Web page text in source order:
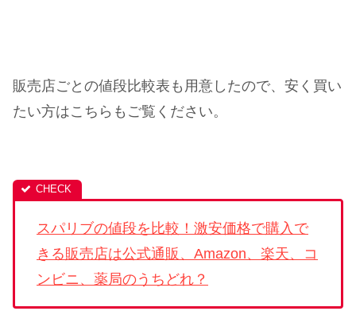
販売店ごとの値段比較表も用意したので、安く買い
たい方はこちらもご覧ください。
スパリブの値段を比較！激安価格で購入で
きる販売店は公式通販、Amazon、楽天、コ
ンビニ、薬局のうちどれ？